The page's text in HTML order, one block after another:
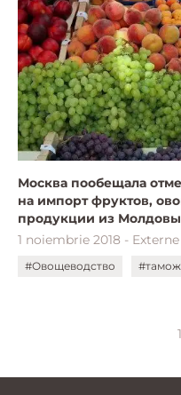
Москва пообещала отменить
на импорт фруктов,
продукции из Молдовы
1 noiembrie 2018 - Externe
#Овощеводство
1